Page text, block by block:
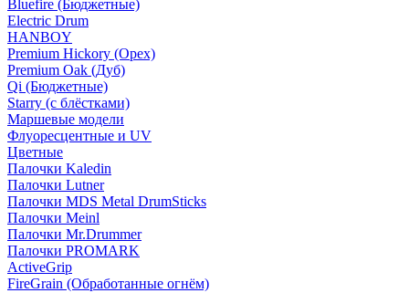
Bluefire (Бюджетные)
Electric Drum
HANBOY
Premium Hickory (Орех)
Premium Oak (Дуб)
Qi (Бюджетные)
Starry (с блёстками)
Маршевые модели
Флуоресцентные и UV
Цветные
Палочки Kaledin
Палочки Lutner
Палочки MDS Metal DrumSticks
Палочки Meinl
Палочки Mr.Drummer
Палочки PROMARK
ActiveGrip
FireGrain (Обработанные огнём)